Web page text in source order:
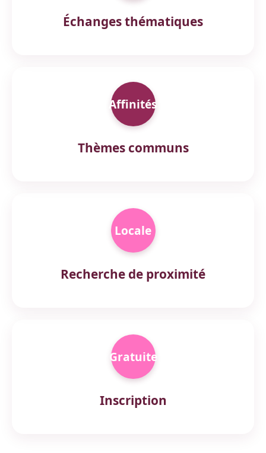
Échanges thématiques
Affinités
Thèmes communs
Locale
Recherche de proximité
Gratuite
Inscription